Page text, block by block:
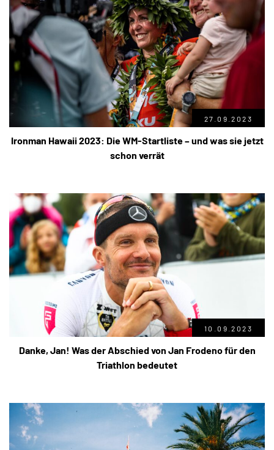
27.09.2023
Ironman Hawaii 2023: Die WM-Startliste – und was sie jetzt
schon verrät
10.09.2023
Danke, Jan! Was der Abschied von Jan Frodeno für den
Triathlon bedeutet